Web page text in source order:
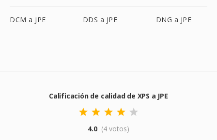
DCM a JPE DDS a JPE DNG a JPE
Calificación de calidad de XPS a JPE
4.0 (4 votos)